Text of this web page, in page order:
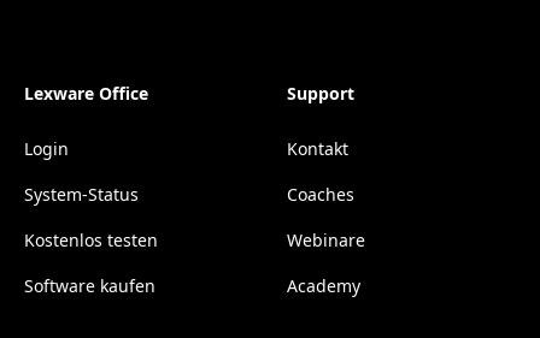
Lexware Office
Login
System-Status
Kostenlos testen
Software kaufen
Support
Kontakt
Coaches
Webinare
Academy